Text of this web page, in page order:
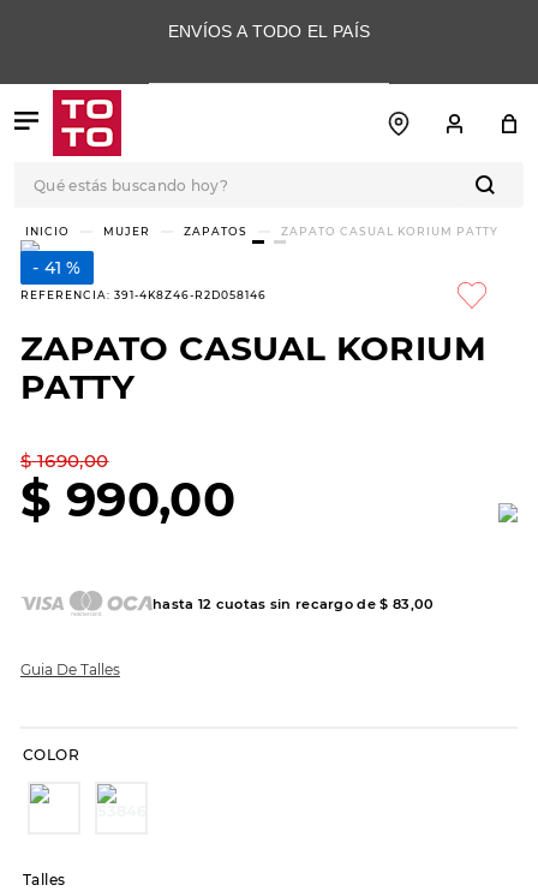
ENVÍOS A TODO EL PAÍS
MUJER ZAPATOS ZAPATO CASUAL KORIUM PATTY
41 %
REFERENCIA: 391-4K8Z46-R2D058146
ZAPATO CASUAL KORIUM
PATTY
$ 1690,00
$ 990,00
hasta 12 cuotas sin recargo de$ 83 00
Guia De Talles
COLOR
Talles
TÉRMINOS MÁS
BUSCADOS